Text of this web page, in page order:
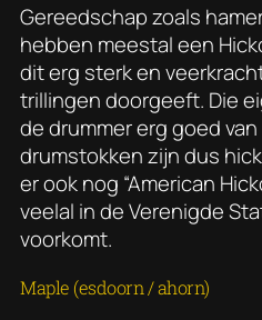
Gereedschap zoals
hebben meestal een
dit erg sterk en
trillingen doorgeeft. Die
de drummer erg goed
drumstokken zijn dus
er ook nog “American
veelal in de Verenigde
voorkomt.
Maple (esdoorn / ahorn)